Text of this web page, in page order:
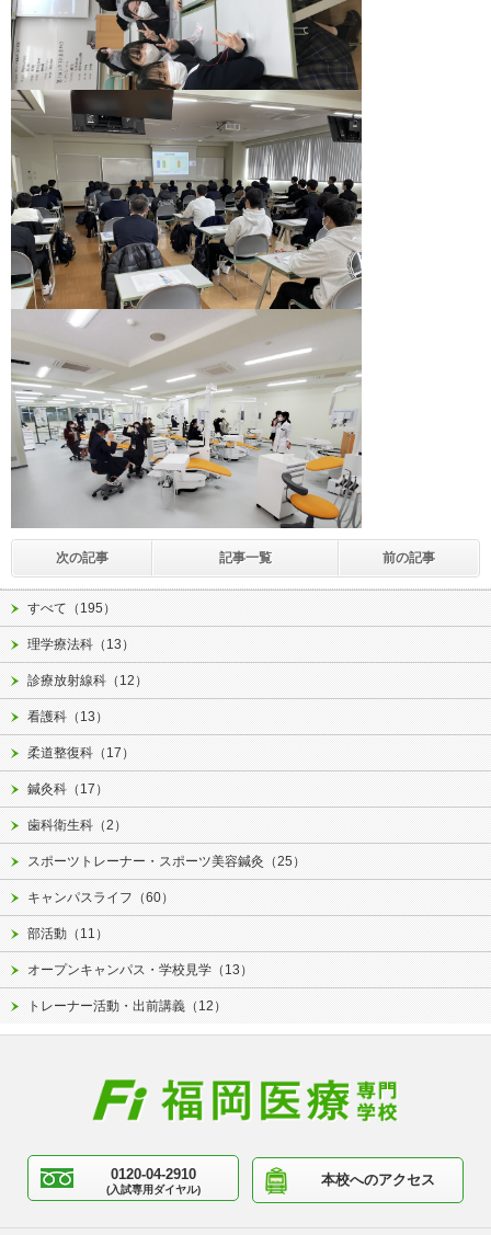
次の記事 記事一覧 前の記事
すべて（195）
理学療法科（13）
診療放射線科（12）
看護科（13）
柔道整復科（17）
鍼灸科（17）
歯科衛生科（2）
スポーツトレーナー・スポーツ美容鍼灸（25）
キャンパスライフ（60）
部活動（11）
オープンキャンパス・学校見学（13）
トレーナー活動・出前講義（12）
0120-04-2910
(入試専用ダイヤル)
本校へのアクセス